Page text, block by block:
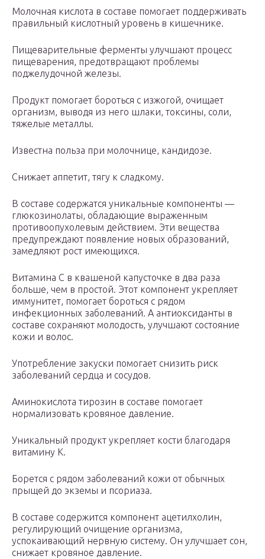
Молочная кислота в составе помогает поддерживать
правильный кислотный уровень в кишечнике.
Пищеварительные ферменты улучшают процесс
пищеварения, предотвращают проблемы
поджелудочной железы.
Продукт помогает бороться с изжогой, очищает
организм, выводя из него шлаки, токсины, соли,
тяжелые металлы.
Известна польза при молочнице, кандидозе.
Снижает аппетит, тягу к сладкому.
В составе содержатся уникальные компоненты —
глюкозинолаты, обладающие выраженным
противоопухолевым действием. Эти вещества
предупреждают появление новых образований,
замедляют рост имеющихся.
Витамина С в квашеной капусточке в два раза
больше, чем в простой. Этот компонент укрепляет
иммунитет, помогает бороться с рядом
инфекционных заболеваний. А антиоксиданты в
составе сохраняют молодость, улучшают состояние
кожи и волос.
Употребление закуски помогает снизить риск
заболеваний сердца и сосудов.
Аминокислота тирозин в составе помогает
нормализовать кровяное давление.
Уникальный продукт укрепляет кости благодаря
витамину К.
Борется с рядом заболеваний кожи от обычных
прыщей до экземы и псориаза.
В составе содержится компонент ацетилхолин,
регулирующий очищение организма,
успокаивающий нервную систему. Он улучшает сон,
снижает кровяное давление.